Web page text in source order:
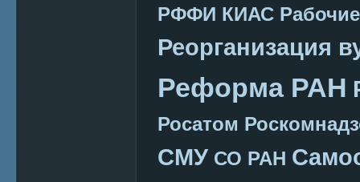
РФФИ КИАС
Реорганизация
Реформа РАН
Росатом
СМУ СО РАН